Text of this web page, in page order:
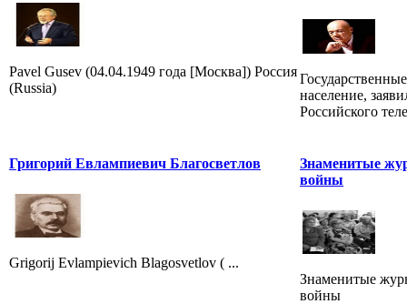
Pavel Gusev (04.04.1949 года [Москва]) Россия
(Russia)
население,
Российского
Григорий Евлампиевич Благосветлов
Grigorij Evlampievich Blagosvetlov ( ...
Знаменитые
войны
Знаменитые
войны